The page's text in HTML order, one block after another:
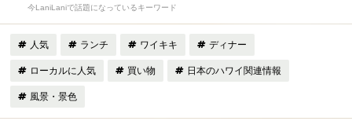
今LaniLaniで話題になっているキーワード
人気 ランチ ワイキキ ディナー
ローカルに人気 買い物 日本のハワイ関連情報
風景・景色